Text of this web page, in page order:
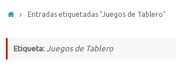
InicioEntradas etiquetadas "Juegos de Tablero"
Etiqueta: Juegos de Tablero